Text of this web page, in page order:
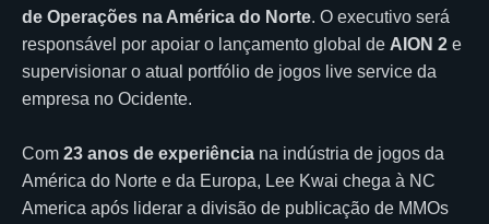
de Operações na América do Norte. O executivo será
responsável por apoiar o lançamento global de AION 2 e
supervisionar o atual portfólio de jogos live service da
empresa no Ocidente.
Com 23 anos de experiência na indústria de jogos da
América do Norte e da Europa, Lee Kwai chega à NC
America após liderar a divisão de publicação de MMOs